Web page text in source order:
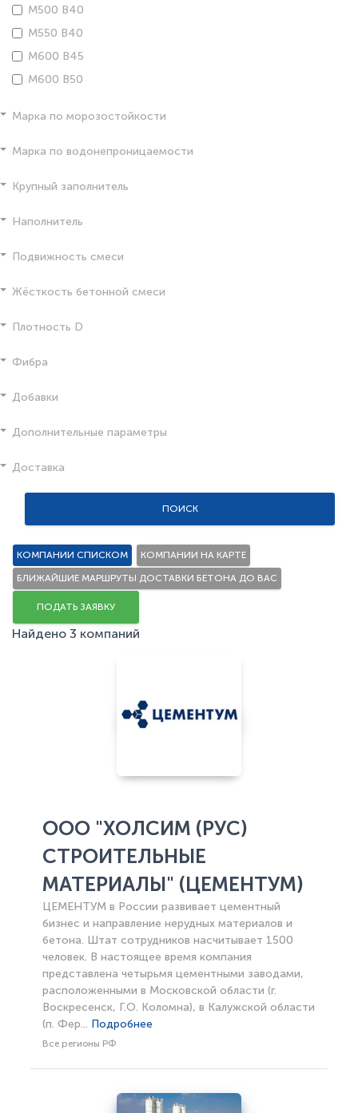
М500 В40
М550 В40
М600 В45
М600 В50
Марка по морозостойкости
Марка по водонепроницаемости
Крупный заполнитель
Наполнитель
Подвижность смеси
Жёсткость бетонной смеси
Плотность D
Фибра
Добавки
Дополнительные параметры
Доставка
ПОИСК
КОМПАНИИ СПИСКОМ КОМПАНИИ НА КАРТЕ
БЛИЖАЙШИЕ МАРШРУТЫ ДОСТАВКИ БЕТОНА ДО ВАС
ПОДАТЬ ЗАЯВКУ
Найдено 3 компаний
ООО "ХОЛСИМ (РУС)
СТРОИТЕЛЬНЫЕ
МАТЕРИАЛЫ" (ЦЕМЕНТУМ)
ЦЕМЕНТУМ в России развивает цементный
бизнес и направление нерудных материалов и
бетона. Штат сотрудников насчитывает 1500
человек. В настоящее время компания
представлена четырьмя цементными заводами,
расположенными в Московской области (г.
Воскресенск, Г.О. Коломна), в Калужской области
(п. Фер... Подробнее
Все регионы РФ